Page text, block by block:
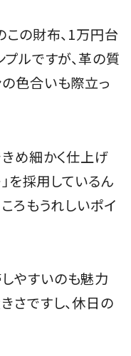
の財布、1万円台
ルですが、革の質
色合いも際立っ
め細かく仕上げ
を採用しているん
ろもうれしいポイ
やすいのも魅力
さですし、休日の